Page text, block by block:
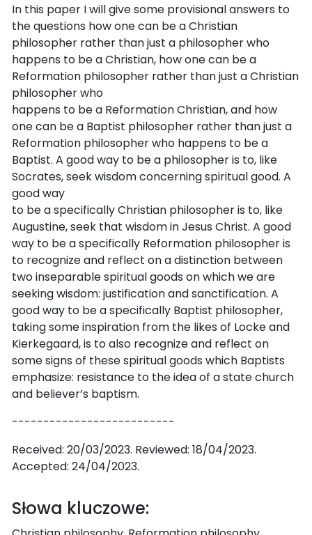
In this paper I will give some provisional answers to
the questions how one can be a Christian
philosopher rather than just a philosopher who
happens to be a Christian, how one can be a
Reformation philosopher rather than just a Christian
philosopher who
happens to be a Reformation Christian, and how
one can be a Baptist philosopher rather than just a
Reformation philosopher who happens to be a
Baptist. A good way to be a philosopher is to, like
Socrates, seek wisdom concerning spiritual good. A
good way
to be a specifically Christian philosopher is to, like
Augustine, seek that wisdom in Jesus Christ. A good
way to be a specifically Reformation philosopher is
to recognize and reflect on a distinction between
two inseparable spiritual goods on which we are
seeking wisdom: justification and sanctification. A
good way to be a specifically Baptist philosopher,
taking some inspiration from the likes of Locke and
Kierkegaard, is to also recognize and reflect on
some signs of these spiritual goods which Baptists
emphasize: resistance to the idea of a state church
and believer’s baptism.
--------------------------
Received: 20/03/2023. Reviewed: 18/04/2023.
Accepted: 24/04/2023.
Słowa kluczowe: